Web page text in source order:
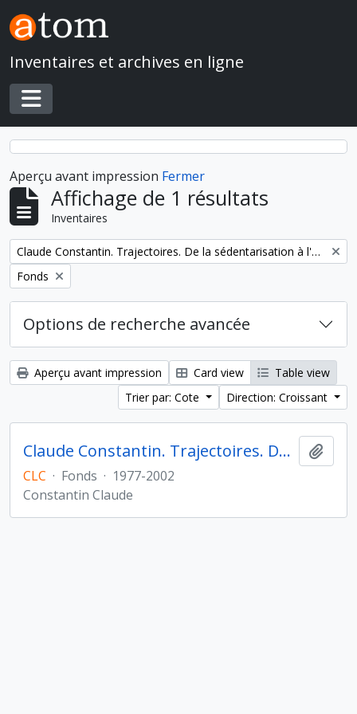
Skip to main content
Inventaires et archives en ligne
Toggle navigation
Aperçu avant impression Fermer
Affichage de 1 résultats
Inventaires
Remove filter:
Claude Constantin. Trajectoires. De la sédentarisation à l'État
Remove filter:
Fonds
Options de recherche avancée
Aperçu avant impression Card view
Table view
Trier par: Cote
Direction: Croissant
Claude Constantin. Trajectoires. De la sédentarisation à l'État
CLC · Fonds · 1977-2002
Constantin Claude